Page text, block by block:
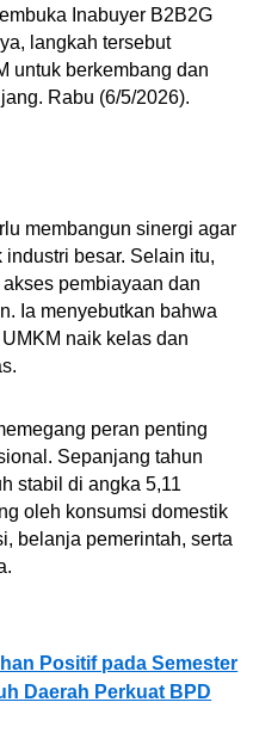
Inabuyer B2B2G
langkah tersebut
untuk berkembang dan
Rabu (6/5/2026).
membangun sinergi agar
besar. Selain itu,
pembiayaan dan
Ia menyebutkan bahwa
naik kelas dan
peran penting
Sepanjang tahun
stabil di angka 5,11
oleh konsumsi domestik
belanja pemerintah, serta
Positif pada Semester
Daerah Perkuat BPD